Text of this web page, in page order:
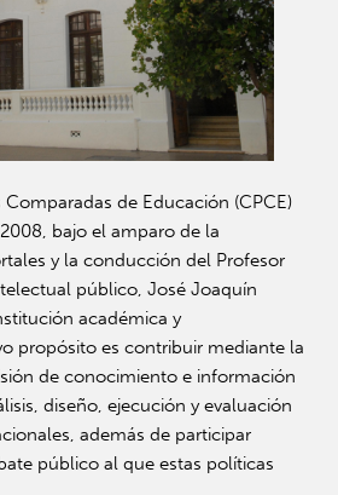
de Educación (CPCE)
bajo el amparo de la
y la conducción del Profesor
público, José Joaquín
académica y
propósito es contribuir mediante la
de conocimiento e información
diseño, ejecución y evaluación
además de participar
público al que estas políticas